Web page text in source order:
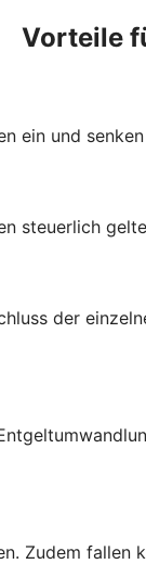
Vorteile
ein und
steuerlich
der
Zudem